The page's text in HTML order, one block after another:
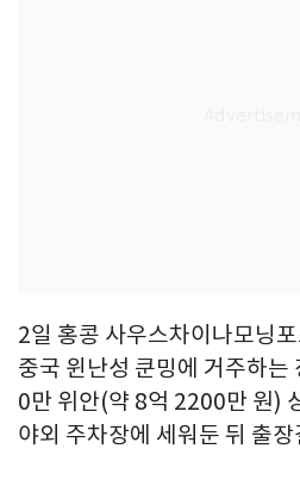
2일 홍콩 사우스차이나모닝
중국 윈난성 쿤밍에 거주하
0만 위안(약 8억 2200만 원)
야외 주차장에 세워둔 뒤 출